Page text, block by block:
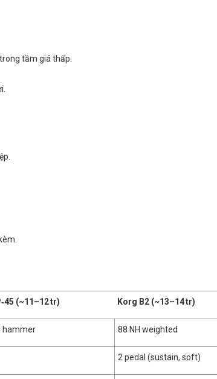
tầm giá thấp.
(~11–12 tr) Korg B2 (~13–14 tr)
hammer 88 NH weighted
2 pedal (sustain, soft)